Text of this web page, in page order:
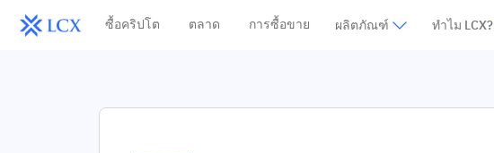
ซื้อคริปโต ตลาด การซื้อขาย ผลิตภัณฑ์ ทำไม LCX?